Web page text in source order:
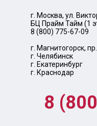
г. Москва, ул.
БЦ Прайм Тайм (1
8 (800) 775-67-09
г. Магнитогорск,
г. Челябинск
г. Екатеринбург
г. Краснодар
8